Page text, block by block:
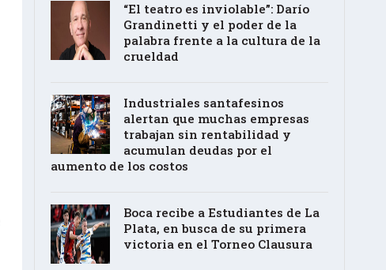
“El teatro es inviolable”: Darío
Grandinetti y el poder de la
palabra frente a la cultura de la
crueldad
Industriales santafesinos
alertan que muchas empresas
trabajan sin rentabilidad y
acumulan deudas por el
aumento de los costos
Boca recibe a Estudiantes de La
Plata, en busca de su primera
victoria en el Torneo Clausura